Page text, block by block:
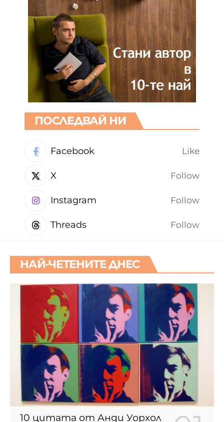
ПОСЛЕДВАЙ НИ
Facebook Like
X Follow
Instagram Follow
Threads Follow
НАЙ-ЧЕТЕНИТЕ ДНЕС
10 цитата от Анди Уорхол